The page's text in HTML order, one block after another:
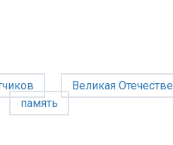
Великая
память